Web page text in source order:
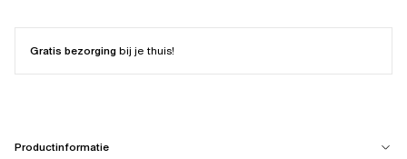
Gratis bezorgingbij je thuis!
Productinformatie